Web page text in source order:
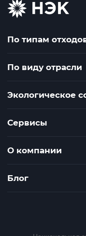
По типам
По виду отрасли
Экологическое
Сервисы
О компании
Блог